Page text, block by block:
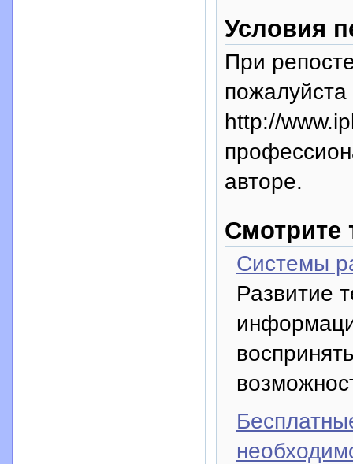
Условия
При
пожалуйста
http://
авторе.
Смотрите
Системы
Развитие